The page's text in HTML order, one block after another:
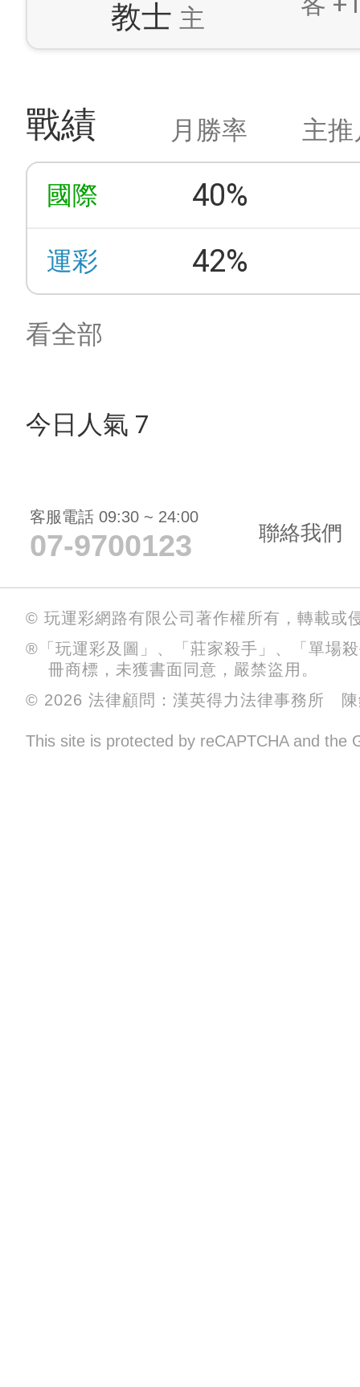
教士 主
戰績 月勝率 主
國際 40%
運彩 42%
看全部
今日人氣 7
客服電話 09:30 ~ 24:00
07-9700123 聯絡我們
© 玩運彩網路有限公司著作權所有，轉載或
®「玩運彩及圖」、「莊家殺手」、「單場
冊商標，未獲書面同意，嚴禁盜用。
© 2026 法律顧問：漢英得力法律事務所 陳
This site is protected by reCAPTCHA and the